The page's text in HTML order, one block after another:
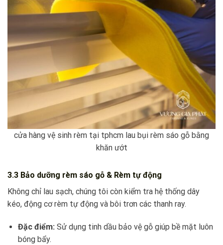
cửa hàng vệ sinh rèm tại tphcm lau bụi rèm sáo gỗ bằng
khăn ướt
3.3 Bảo dưỡng rèm sáo gỗ & Rèm tự động
Không chỉ lau sạch, chúng tôi còn kiểm tra hệ thống dây
kéo, động cơ rèm tự động và bôi trơn các thanh ray.
Đặc điểm: Sử dụng tinh dầu bảo vệ gỗ giúp bề mặt luôn
bóng bẩy.